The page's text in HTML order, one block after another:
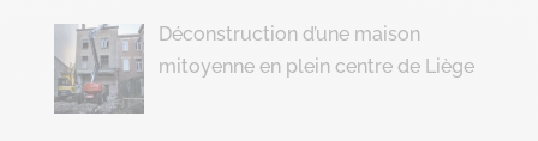
Déconstruction d’une maison
mitoyenne en plein centre de Liège